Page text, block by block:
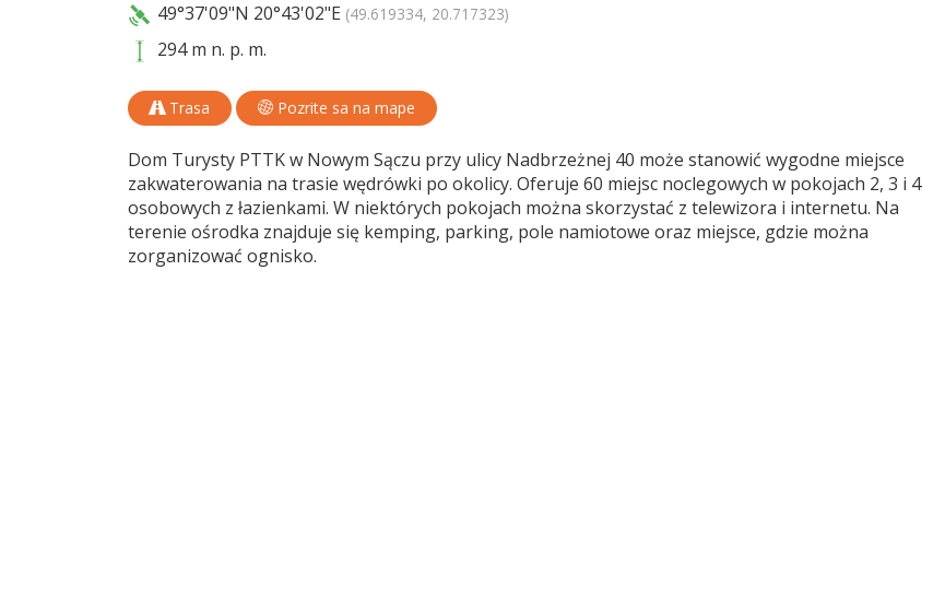
49°37'09"N 20°43'02"E (49.619334, 20.717323)
294 m n. p. m.
Trasa Pozrite sa na mape
Dom Turysty PTTK w Nowym Sączu przy ulicy Nadbrzeżnej 40 może stanowić wygodne miejsce
zakwaterowania na trasie wędrówki po okolicy. Oferuje 60 miejsc noclegowych w pokojach 2, 3 i 4
osobowych z łazienkami. W niektórych pokojach można skorzystać z telewizora i internetu. Na
terenie ośrodka znajduje się kemping, parking, pole namiotowe oraz miejsce, gdzie można
zorganizować ognisko.